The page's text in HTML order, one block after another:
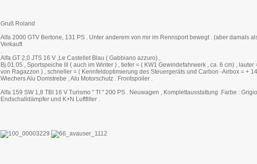
Gruß Roland
Alfa 2000 GTV Bertone, 131 PS . Unter anderem von mir im Rennsport bewegt . (aber damals
Verkauft
.
Alfa GT 2,0 JTS 16 V ,Le Castellet Blau ( Gabbiano azzuro) ,
Bj.01.05 , Sportspeiche lll ( auch im Winter ) , tiefer = ( KW1 Gewindefahrwerk , ca. 6 cm) , lauter
von Ragazzon ) , schneller = ( Kennfeldoptimierung des Steuergeräts und Carbon -Airbox = +
Wiechers Alu Domstrebe , Alu Motorschutz . Frontspoiler .
Alfa 159 SW 1,8 TBI 16 V Turismo " TI " 200 PS . Neuwagen , Komplettausstattung .Farbe :
Endschalldämpfer und K+N Luftfilter .